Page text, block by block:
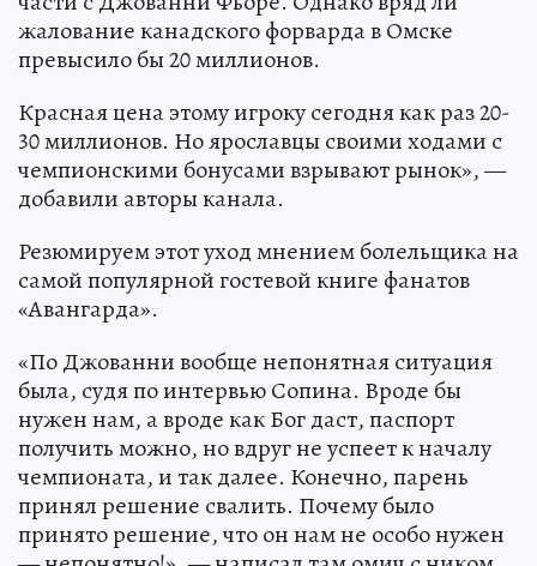
жалование канадского форварда в Омске
превысило бы 20 миллионов.
Красная цена этому игроку сегодня как раз 20-
30 миллионов. Но ярославцы своими ходами с
чемпионскими бонусами взрывают рынок», —
добавили авторы канала.
Резюмируем этот уход мнением болельщика на
самой популярной гостевой книге фанатов
«Авангарда».
«По Джованни вообще непонятная ситуация
была, судя по интервью Сопина. Вроде бы
нужен нам, а вроде как Бог даст, паспорт
получить можно, но вдруг не успеет к началу
чемпионата, и так далее. Конечно, парень
принял решение свалить. Почему было
принято решение, что он нам не особо нужен